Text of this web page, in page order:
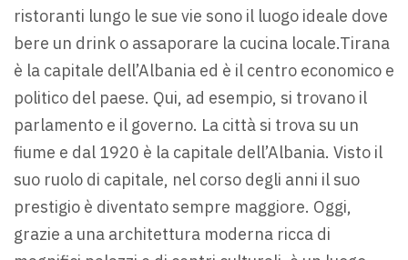
ristoranti lungo le sue vie sono il luogo ideale dove
bere un drink o assaporare la cucina locale.Tirana
è la capitale dell’Albania ed è il centro economico e
politico del paese. Qui, ad esempio, si trovano il
parlamento e il governo. La città si trova su un
fiume e dal 1920 è la capitale dell’Albania. Visto il
suo ruolo di capitale, nel corso degli anni il suo
prestigio è diventato sempre maggiore. Oggi,
grazie a una architettura moderna ricca di